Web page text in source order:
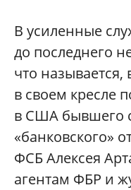
В усиленные
до последнего
что называется,
в своем кресле
в США бывшего
«банковского»
ФСБ Алексея
агентам ФБР и